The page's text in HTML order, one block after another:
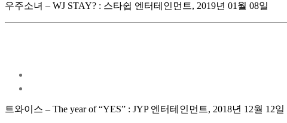
우주소녀 – WJ STAY? : 스타쉽 엔터테인먼트, 2019년 01월 08일
트와이스 – The year of “YES” : JYP 엔터테인먼트, 2018년 12월 12일